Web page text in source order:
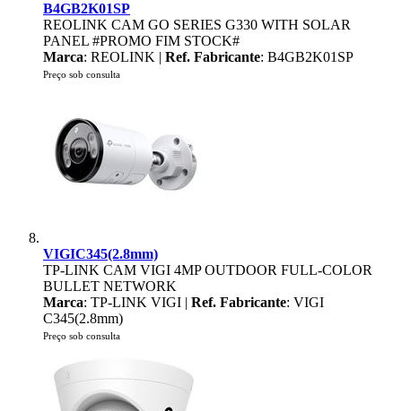
B4GB2K01SP
REOLINK CAM GO SERIES G330 WITH SOLAR
PANEL #PROMO FIM STOCK#
Marca: REOLINK | Ref. Fabricante: B4GB2K01SP
Preço sob consulta
VIGIC345(2.8mm)
TP-LINK CAM VIGI 4MP OUTDOOR FULL-COLOR
BULLET NETWORK
Marca: TP-LINK VIGI | Ref. Fabricante: VIGI
C345(2.8mm)
Preço sob consulta